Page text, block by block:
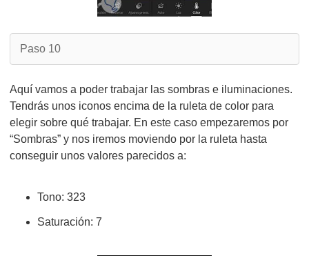
Paso 10
Aquí vamos a poder trabajar las sombras e iluminaciones.
Tendrás unos iconos encima de la ruleta de color para
elegir sobre qué trabajar. En este caso empezaremos por
“Sombras” y nos iremos moviendo por la ruleta hasta
conseguir unos valores parecidos a:
Tono: 323
Saturación: 7